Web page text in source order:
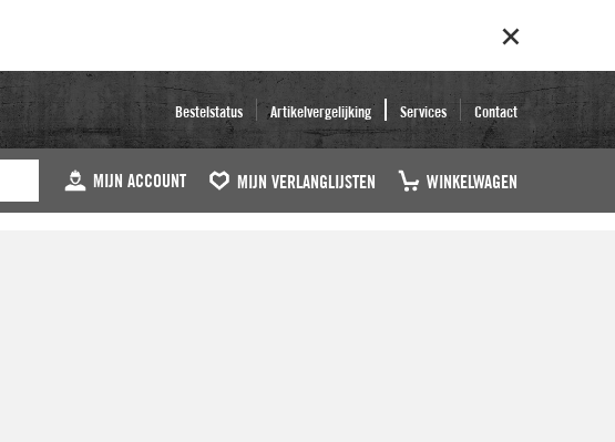
Bestelstatus Artikelvergelijking Services Contact
MIJN ACCOUNT MIJN VERLANGLIJSTEN WINKELWAGEN